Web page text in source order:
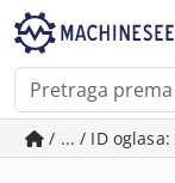
/ ... / ID oglasa: